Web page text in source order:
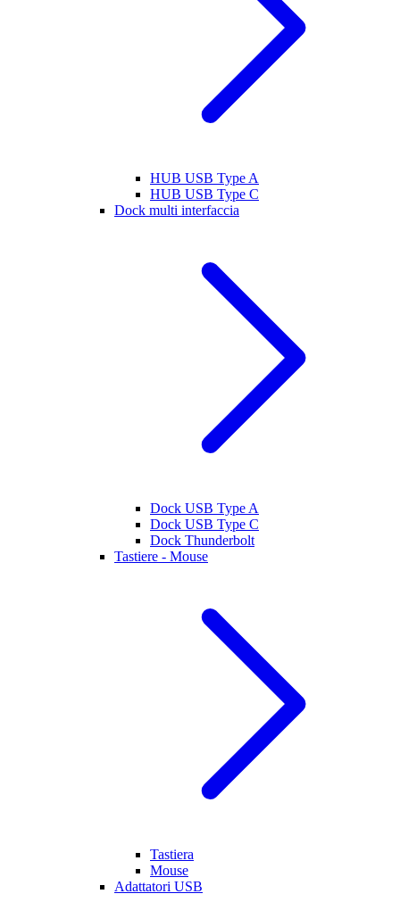
HUB USB Type A
HUB USB Type C
Dock multi interfaccia
Dock USB Type A
Dock USB Type C
Dock Thunderbolt
Tastiere - Mouse
Tastiera
Mouse
Adattatori USB